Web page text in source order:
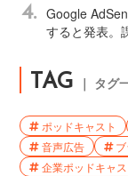
4. Google
すると発表。
TAG ｜ タグ
ポッドキャスト
音声広告
企業ポッドキャス